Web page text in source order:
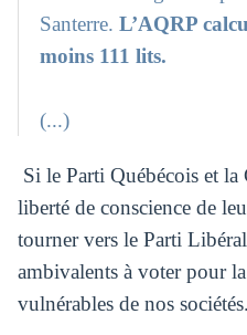
Santerre.L’AQRP
moins 111 lits.
(...)
Si le Parti Québécois et la
liberté de conscience de
tourner vers le Parti
ambivalents à voter pour
vulnérables de nos sociétés.